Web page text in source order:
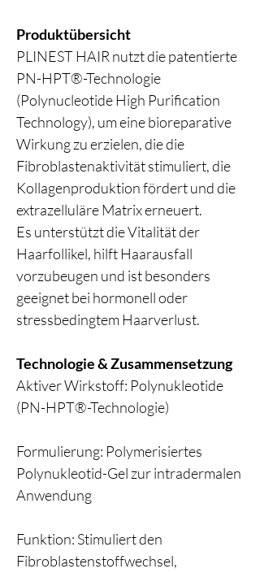
Produktübersicht
PLINEST HAIR nutzt die patentierte
PN-HPT®-Technologie
(Polynucleotide High Purification
Technology), um eine bioreparative
Wirkung zu erzielen, die die
Fibroblastenaktivität stimuliert, die
Kollagenproduktion fördert und die
extrazelluläre Matrix erneuert.
Es unterstützt die Vitalität der
Haarfollikel, hilft Haarausfall
vorzubeugen und ist besonders
geeignet bei hormonell oder
stressbedingtem Haarverlust.
Technologie & Zusammensetzung
Aktiver Wirkstoff: Polynukleotide
(PN-HPT®-Technologie)
Formulierung: Polymerisiertes
Polynukleotid-Gel zur intradermalen
Anwendung
Funktion: Stimuliert den
Fibroblastenstoffwechsel,